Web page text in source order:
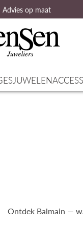
Advies op maat
verzending
JUWELEN
Ontdek Balmain —